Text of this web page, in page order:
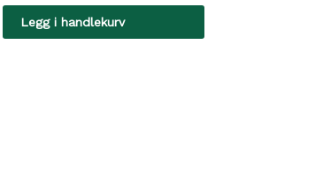
Legg i handlekurv